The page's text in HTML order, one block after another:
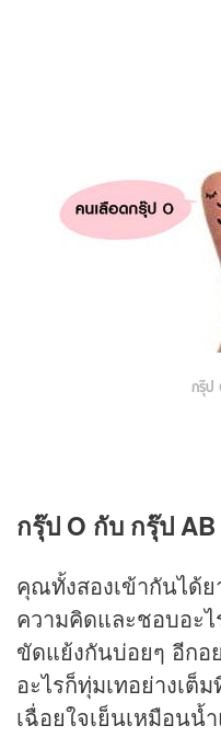
กรุ๊ป
กรุ๊ป O กับ กรุ๊ป AB
คุณทั้งสองเข้ากันได้
ความคิดและชอบอะไ
ขัดแย้งกันบ่อยๆ อีกอ
อะไรก็ทุ่มเทอย่างเต็
เฉื่อยใจเย็นเหมือนน้